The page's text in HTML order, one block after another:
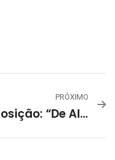
PRÓXIMO
Exposição: “De Algum Lugar Vem Essa Força Toda” De Cristina Marigo